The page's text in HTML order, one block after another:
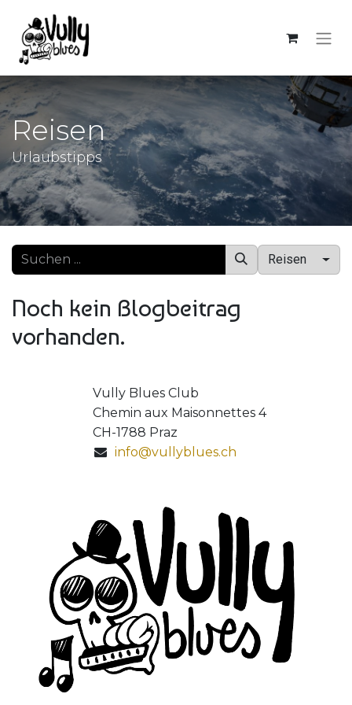
Reisen
Urlaubstipps
Reisen
Noch kein Blogbeitrag
vorhanden.
Vully Blues Club
Chemin aux Maisonnettes 4
CH-1788 Praz
info@vullyblues.ch